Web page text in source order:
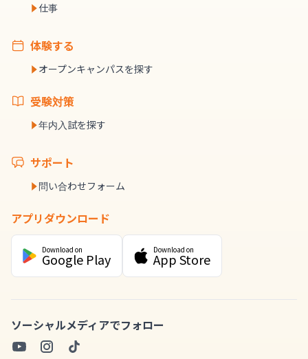
仕事
体験する
オープンキャンパスを探す
受験対策
年内入試を探す
サポート
問い合わせフォーム
アプリダウンロード
Download on
Google Play
Download on
App Store
ソーシャルメディアでフォロー